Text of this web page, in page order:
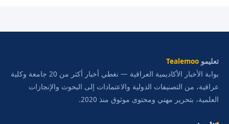
تعليمو Tealemoo
بوابة الأخبار الأكاديمية العراقية — نغطي أخبار أكثر من 20 جامعة وكلية
عراقية، من التصنيفات الدولية والاعتمادات إلى البحوث والإنجازات
العلمية، بتحرير مهني ومحتوى موثوق منذ 2020.